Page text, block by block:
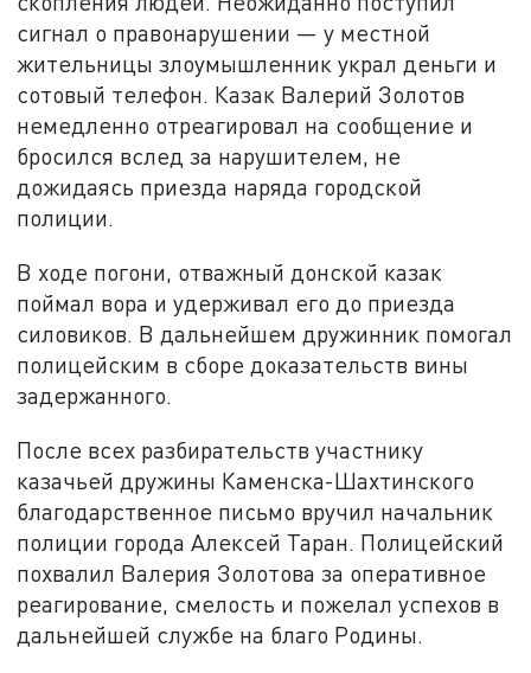
сигнал о правонарушении — у местной
жительницы злоумышленник украл деньги и
сотовый телефон. Казак Валерий Золотов
немедленно отреагировал на сообщение и
бросился вслед за нарушителем, не
дожидаясь приезда наряда городской
полиции.
В ходе погони, отважный донской казак
поймал вора и удерживал его до приезда
силовиков. В дальнейшем дружинник помогал
полицейским в сборе доказательств вины
задержанного.
После всех разбирательств участнику
казачьей дружины Каменска-Шахтинского
благодарственное письмо вручил начальник
полиции города Алексей Таран. Полицейский
похвалил Валерия Золотова за оперативное
реагирование, смелость и пожелал успехов в
дальнейшей службе на благо Родины.